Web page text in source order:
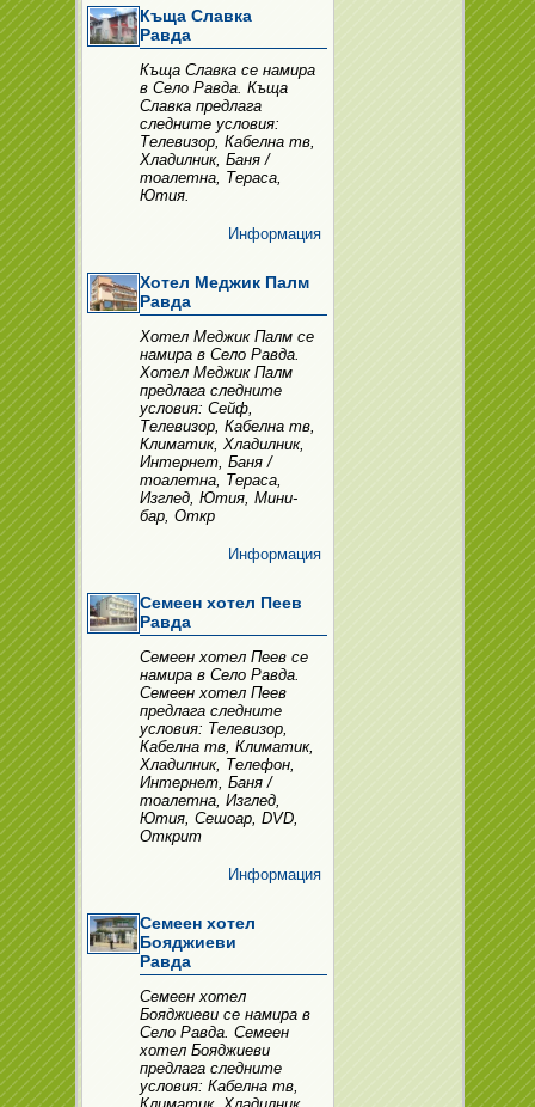
Къща Славка
Равда
Къща Славка се намира
в Село Равда. Къща
Славка предлага
следните условия:
Телевизор, Кабелна тв,
Хладилник, Баня /
тоалетна, Тераса,
Ютия.
Информация
Хотел Меджик Палм
Равда
Хотел Меджик Палм се
намира в Село Равда.
Хотел Меджик Палм
предлага следните
условия: Сейф,
Телевизор, Кабелна тв,
Климатик, Хладилник,
Интернет, Баня /
тоалетна, Тераса,
Изглед, Ютия, Мини-
бар, Откр
Информация
Семеен хотел Пеев
Равда
Семеен хотел Пеев се
намира в Село Равда.
Семеен хотел Пеев
предлага следните
условия: Телевизор,
Кабелна тв, Климатик,
Хладилник, Телефон,
Интернет, Баня /
тоалетна, Изглед,
Ютия, Сешоар, DVD,
Открит
Информация
Семеен хотел
Бояджиеви
Равда
Семеен хотел
Бояджиеви се намира в
Село Равда. Семеен
хотел Бояджиеви
предлага следните
условия: Кабелна тв,